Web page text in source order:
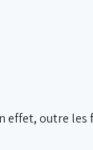
effet, outre